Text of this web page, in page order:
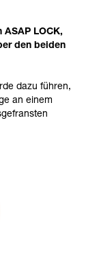
LOCK,
den beiden
dazu führen,
an einem